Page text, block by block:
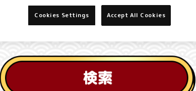
検索する
Accept All Cookies
Cookies Settings